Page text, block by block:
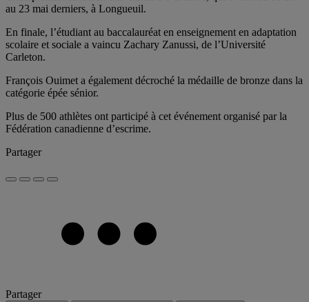
au 23 mai derniers, à Longueuil.
En finale, l’étudiant au baccalauréat en enseignement en adaptation
scolaire et sociale a vaincu Zachary Zanussi, de l’Université
Carleton.
François Ouimet a également décroché la médaille de bronze dans la
catégorie épée sénior.
Plus de 500 athlètes ont participé à cet événement organisé par la
Fédération canadienne d’escrime.
Partager
Partager